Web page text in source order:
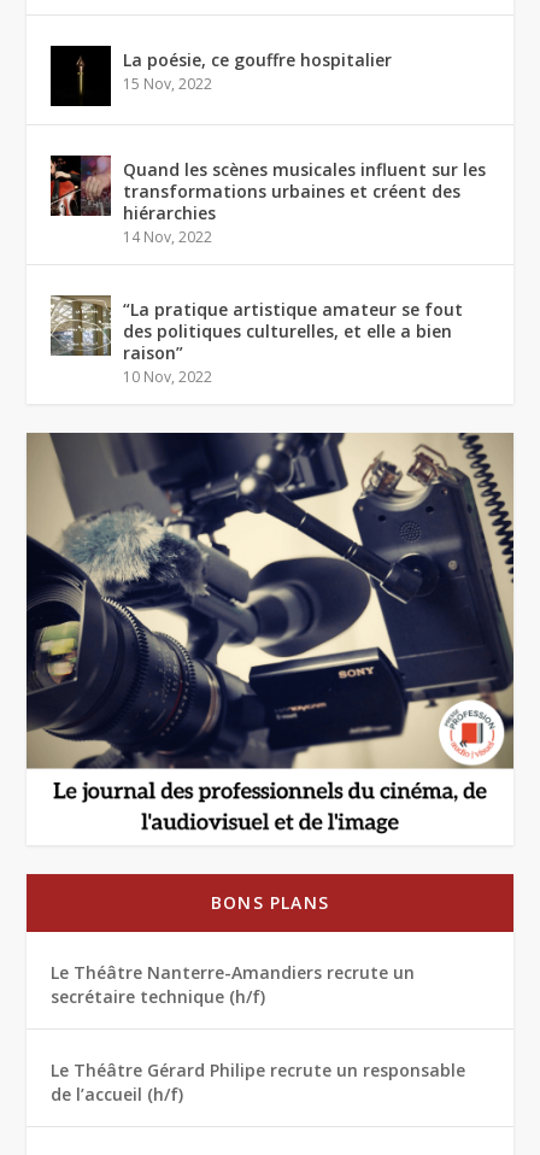
La poésie, ce gouffre hospitalier
15 Nov, 2022
Quand les scènes musicales influent sur les
transformations urbaines et créent des
hiérarchies
14 Nov, 2022
“La pratique artistique amateur se fout
des politiques culturelles, et elle a bien
raison”
10 Nov, 2022
BONS PLANS
Le Théâtre Nanterre-Amandiers recrute un
secrétaire technique (h/f)
Le Théâtre Gérard Philipe recrute un responsable
de l’accueil (h/f)